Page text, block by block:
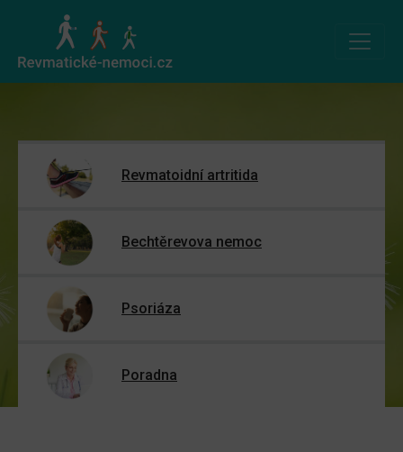
Revmatoidní artritida
Bechtěrevova nemoc
Psoriáza
Poradna